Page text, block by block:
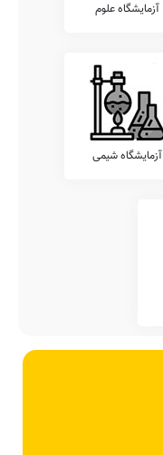
آزمایشگاه علوم
آزمایشگاه شیمی